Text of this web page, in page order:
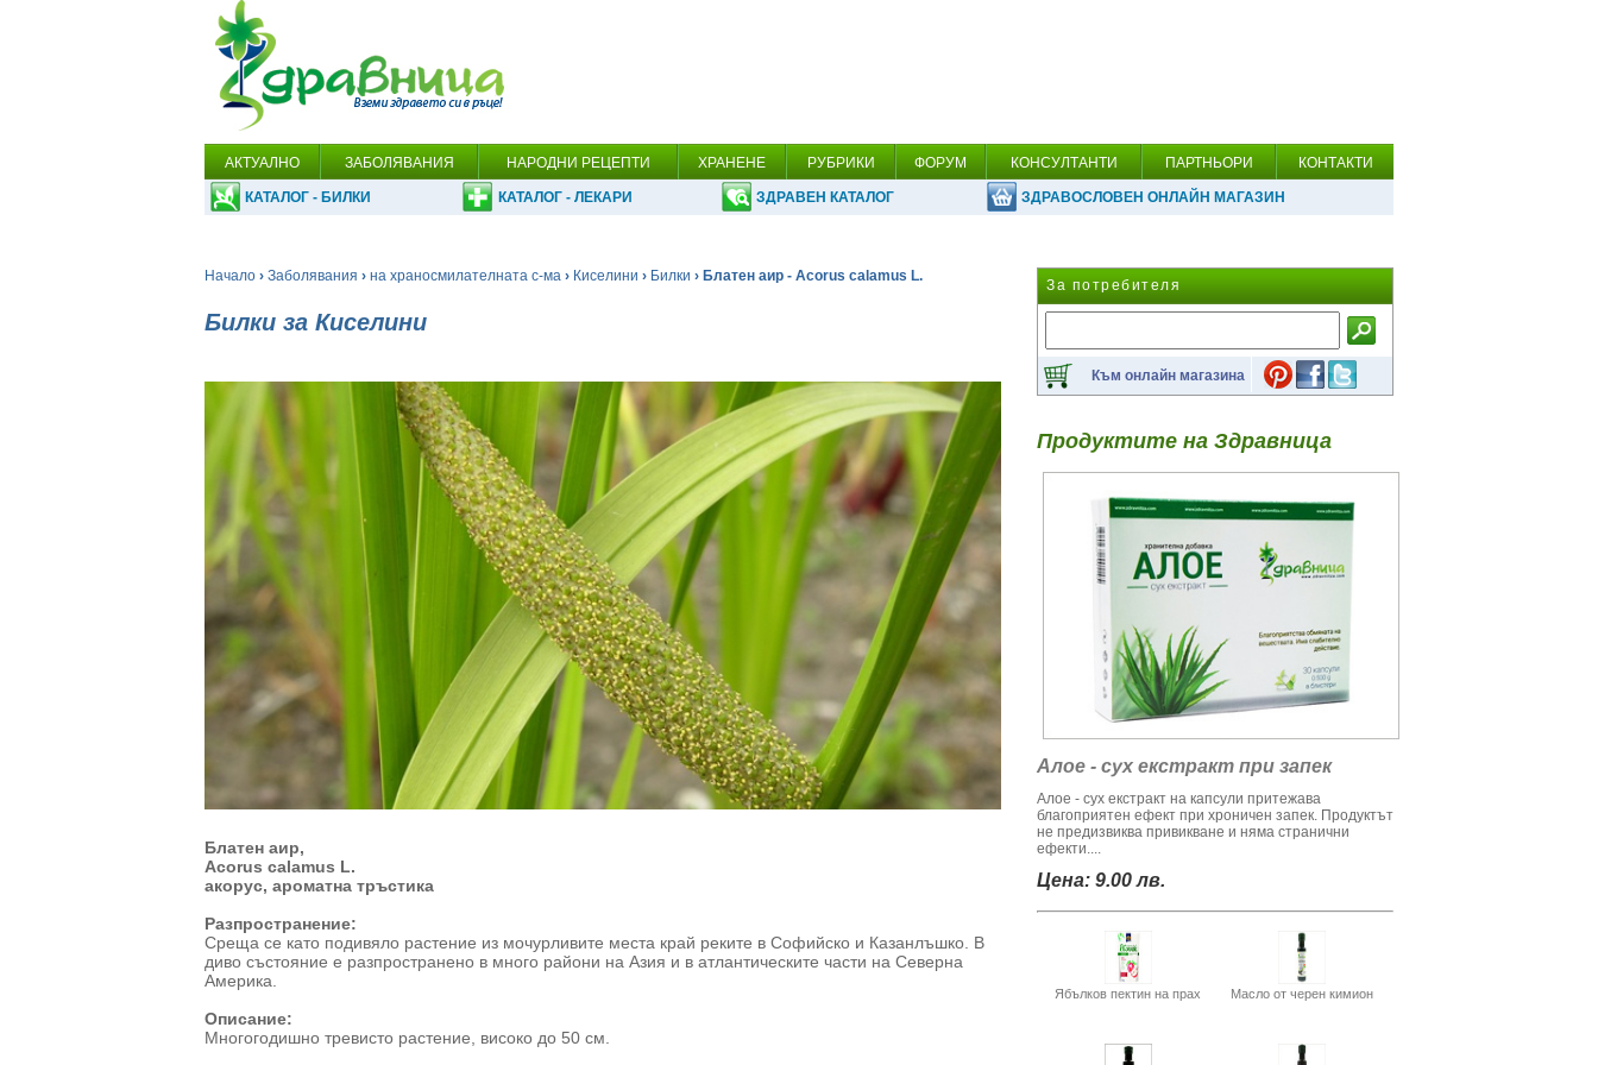
АКТУАЛНО ЗАБОЛЯВАНИЯ НАРОДНИ РЕЦЕПТИ ХРАНЕНЕ РУБРИКИ ФОРУМ КОНСУЛТАНТИ ПАРТНЬОРИ КОНТАКТИ
КАТАЛОГ - БИЛКИ КАТАЛОГ - ЛЕКАРИ ЗДРАВЕН КАТАЛОГ ЗДРАВОСЛОВЕН ОНЛАЙН МАГАЗИН
Начало › Заболявания › на храносмилателната с-ма › Киселини › Билки › Блатен аир - Acorus calamus L.
Билки за Киселини
Блатен аир,
Acorus calamus L.
акорус, ароматна тръстика
Разпространение:
Среща се като подивяло растение из мочурливите места край реките в Софийско и Казанлъшко. В
диво състояние е разпространено в много райони на Азия и в атлантическите части на Северна
Америка.
Описание:
Многогодишно тревисто растение, високо до 50 см.
За потребителя
Към онлайн магазина
Продуктите на Здравница
Алое - сух екстракт при запек
Алое - сух екстракт на капсули притежава
благоприятен ефект при хроничен запек. Продуктът
не предизвиква привикване и няма странични
ефекти....
Цена: 9.00 лв.
Ябълков пектин на прах Масло от черен кимион